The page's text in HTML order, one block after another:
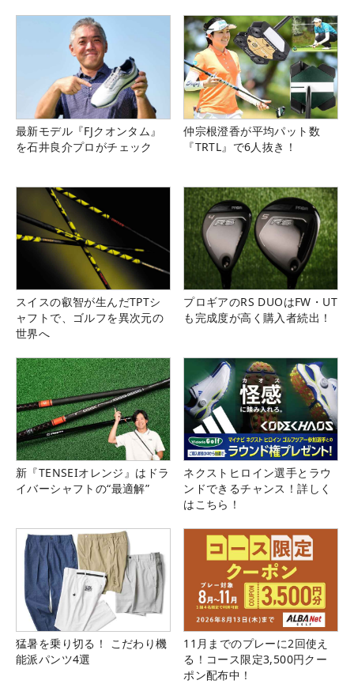
最新モデル『FJクオンタム』
を石井良介プロがチェック
仲宗根澄香が平均パット数
『TRTL』で6人抜き！
スイスの叡智が生んだTPTシ
ャフトで、ゴルフを異次元の
世界へ
プロギアのRS DUOはFW・UT
も完成度が高く購入者続出！
新『TENSEIオレンジ』はドラ
イバーシャフトの“最適解”
ネクストヒロイン選手とラウ
ンドできるチャンス！詳しく
はこちら！
猛暑を乗り切る！ こだわり機
能派パンツ4選
11月までのプレーに2回使え
る！コース限定3,500円クー
ポン配布中！